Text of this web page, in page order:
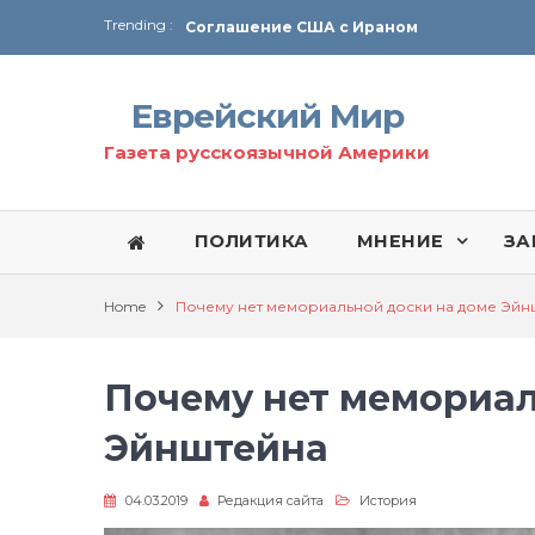
Trending :
Соглашение США с Ираном
Технология Революции в Иране
От Ирана до Ливана и Газы
Еврейский Мир
Газета русскоязычной Америки
ПОЛИТИКА МНЕНИЕ
Home Почему нет мемориальной доски на доме
Почему нет
Эйнштейна
04.03.2019 Редакция сайта История